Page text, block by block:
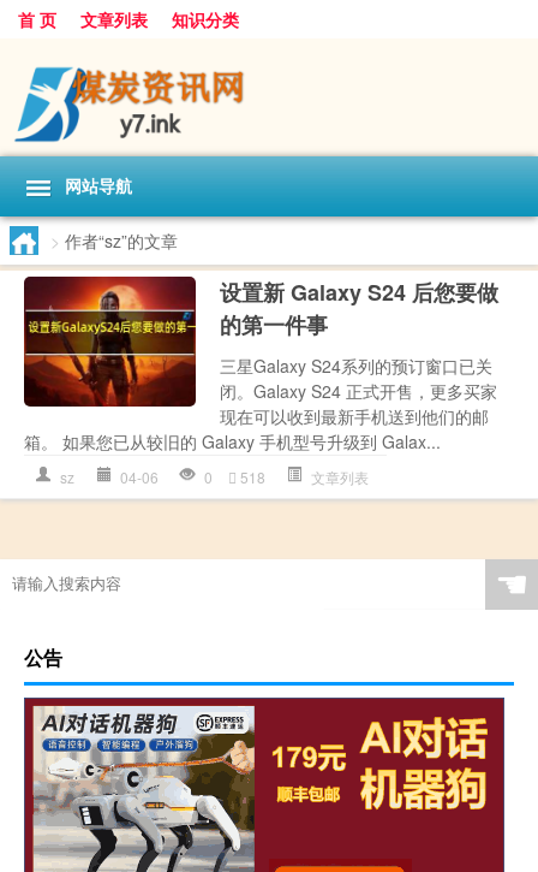
首 页 文章列表 知识分类
网站导航
> 作者“sz”的文章
设置新 Galaxy S24 后您要做
的第一件事
三星Galaxy S24系列的预订窗口已关
闭。Galaxy S24 正式开售，更多买家
现在可以收到最新手机送到他们的邮
箱。 如果您已从较旧的 Galaxy 手机型号升级到 Galax...
sz 04-06 0 518 文章列表
☚
公告